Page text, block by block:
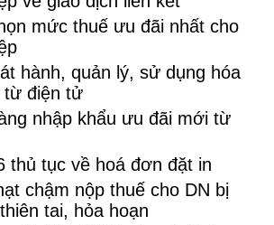
mức thuế ưu đãi nhất cho
hành, quản lý, sử dụng hóa
từ điện tử
nhập khẩu ưu đãi mới từ
thủ tục về hoá đơn đặt in
chậm nộp thuế cho DN bị
tai, hỏa hoạn